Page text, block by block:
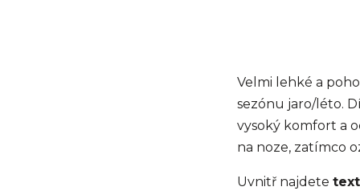
Velmi lehké a
sezónu jaro/léto.
vysoký komfort a
na noze, zatímco
Uvnitř najdete